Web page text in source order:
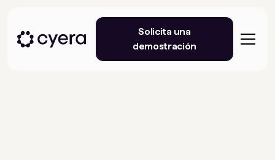
Solicita una
demostración